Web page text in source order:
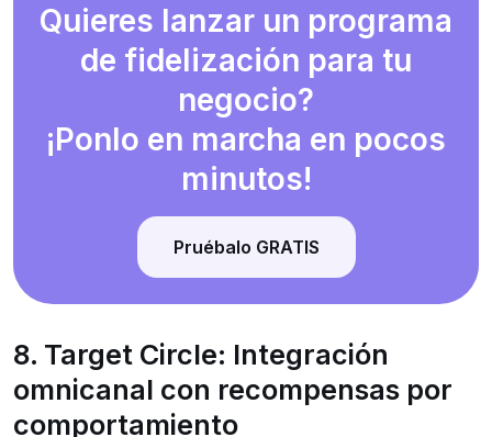
Quieres lanzar un programa
de fidelización para tu
negocio?
¡Ponlo en marcha en pocos
minutos!
Pruébalo GRATIS
8. Target Circle: Integración
omnicanal con recompensas por
comportamiento